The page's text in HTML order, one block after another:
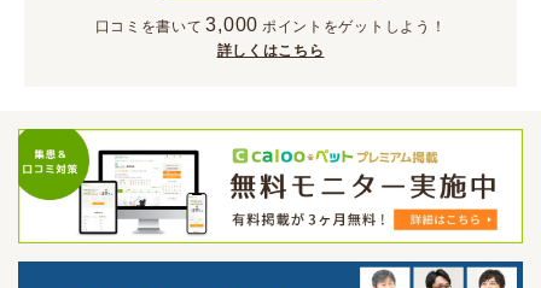
口コミを書いて 3,000 ポイント をゲットしよう！
詳しくはこちら